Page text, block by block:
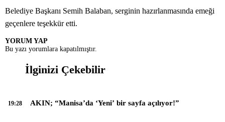
Belediye Başkanı Semih Balaban, serginin hazırlanmasında emeği
geçenlere teşekkür etti.
YORUM YAP
Bu yazı yorumlara kapatılmıştır.
İlginizi Çekebilir
AKIN; “Manisa’da ‘Yeni’ bir sayfa açılıyor!”
19:28